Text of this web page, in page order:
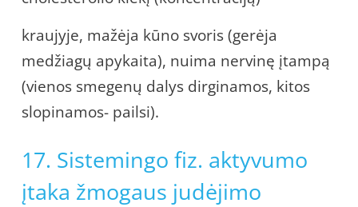
kraujyje, mažėja kūno svoris (gerėja
medžiagų apykaita), nuima nervinę įtampą
(vienos smegenų dalys dirginamos, kitos
slopinamos- pailsi).
17. Sistemingo fiz. aktyvumo
įtaka žmogaus judėjimo